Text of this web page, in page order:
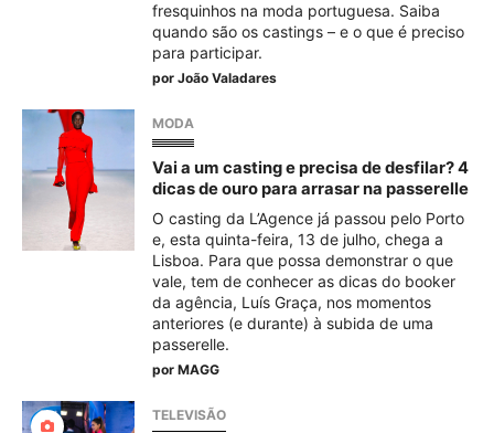
fresquinhos na moda portuguesa. Saiba
quando são os castings – e o que é preciso
para participar.
por João Valadares
MODA
Vai a um casting e precisa de desfilar? 4
dicas de ouro para arrasar na passerelle
O casting da L’Agence já passou pelo Porto
e, esta quinta-feira, 13 de julho, chega a
Lisboa. Para que possa demonstrar o que
vale, tem de conhecer as dicas do booker
da agência, Luís Graça, nos momentos
anteriores (e durante) à subida de uma
passerelle.
por MAGG
TELEVISÃO